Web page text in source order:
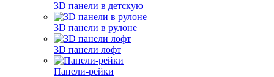
3D панели в детскую
3D панели в рулоне
3D панели лофт
Панели-рейки